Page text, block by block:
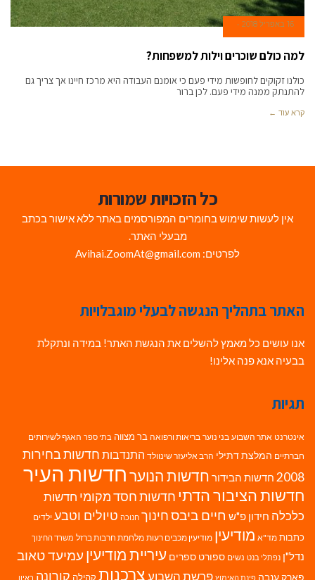
16 באפריל 2018
למה כולם שוכרים וילות למשפחות?
כולנו זקוקים לחופשות מידי פעם כי אומנם העבודה היא מרכז חיינו אך צריך גם
להתנתק ממנה מידי פעם. לכן ברור
קרא עוד ←
כל הזכויות שמורות
אין לעשות שימוש בחומרים המפורסמים באתר ללא אישור בכתב
מבעלי האתר.
לפרטים: Avihai.ZoomAt@gmail.com
האתר בתהליך הנגשה לבעלי מוגבלויות
אנו עושים כל מאמץ להשלים את הנגשת האתר! במידה ונתקלת
בבעיה אנא פנה אלינו!
תגיות
אינטרנט אתר השבוע בני נוער בריאות ורפואה בר מצווה בתי ספר האגף לשירותים
חברתיים המלצת דתילי הרב אליעזר שינוולד התנדבות חדשות בחירות
2008 חדשות הבידור חדשות הנוערחדשות העיר
חדשות הציבור הדתי חדשות חסד מקומי חדשות
כלכלה חידון פ"ש חיים ביבסחינוך חנוכה טיולים וטבע ילדים
כתבות מד"א מודיעין מודיעין מכבים רעות מלחמת חרבות ברזל משרד החינוך
נדל"ן נפתלי בנט נשים ספורט ספרים עיריית מודיעין עמיעד טאוב
פארק ענבה פינת האימוץ פרשת השבועצרכנות קהילה קורונה ראיון